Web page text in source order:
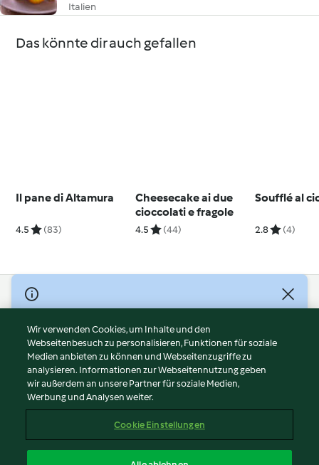
Italien
Das könnte dir auch gefallen
Il pane di Altamura
4.5 (83)
Cheesecake ai due
cioccolati e fragole
4.5 (44)
Soufflé al
2.8 (4)
© Copyright 2026
Nutzungsbedingungen
Datenschutzrichtlinien
Disclaimer
Impressum
Cookies
Abo kündigen
Wir verwenden Cookies, um Inhalte und den
Webseitenbesuch zu personalisieren, Funktionen für soziale
Medien anbieten zu können und Webseitenzugriffe zu
analysieren. Informationen zur Webseitennutzung geben
wir außerdem an unsere Partner für soziale Medien,
Werbung und Analysen weiter.
Cookie Einstellungen